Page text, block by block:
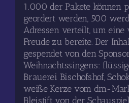
1.000 der Pakete können
geordert werden, 500
Adressen verteilt, um
Freude zu bereite. Der
gespendet von den
Weihnachtssingens:
Brauerei Bischofshof,
weiße Kerze vom dm-
Bleistift von der